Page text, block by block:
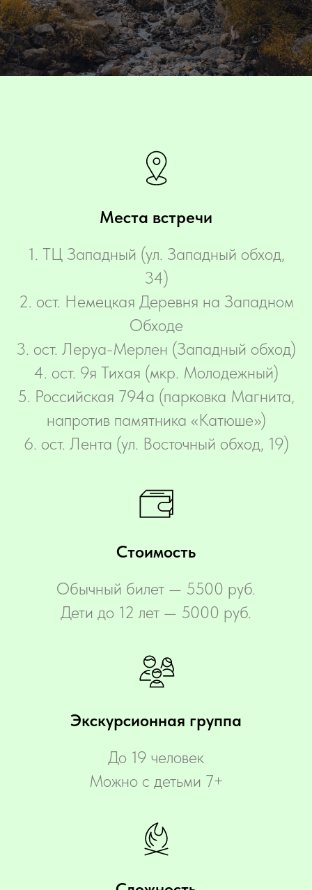
Места встречи
‌1. ТЦ Западный (ул. Западный обход,
34)
2. ост. Немецкая Деревня на Западном
Обходе
3. ост. Леруа-Мерлен (Западный обход)
4. ост. 9я Тихая (мкр. Молодежный)
5. Российская 794а (парковка Магнита,
напротив памятника «Катюше»)
6. ост. Лента (ул. Восточный обход, 19)
Стоимость
Обычный билет — 5500 руб.
Дети до 12 лет — 5000 руб.
Экскурсионная группа
До 19 человек
Можно с детьми 7+